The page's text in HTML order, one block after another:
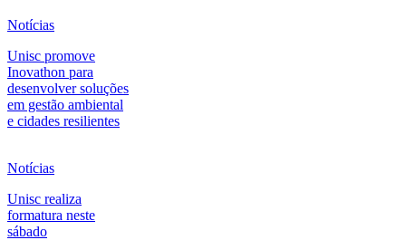
Notícias
Unisc promove
Inovathon para
desenvolver soluções
em gestão ambiental
e cidades resilientes
Notícias
Unisc realiza
formatura neste
sábado